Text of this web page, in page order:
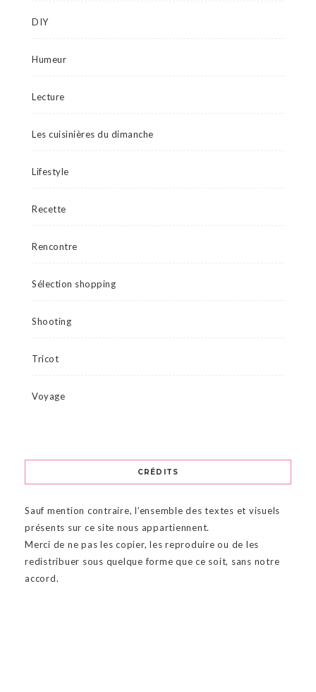
DIY
Humeur
Lecture
Les cuisinières du dimanche
Lifestyle
Recette
Rencontre
Sélection shopping
Shooting
Tricot
Voyage
CRÉDITS
Sauf mention contraire, l’ensemble des textes et visuels
présents sur ce site nous appartiennent.
Merci de ne pas les copier, les reproduire ou de les
redistribuer sous quelque forme que ce soit, sans notre
accord.